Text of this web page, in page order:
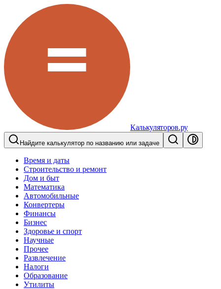
Калькуляторов.ру
Найдите калькулятор по названию или задаче
Время и даты
Строительство и ремонт
Дом и быт
Математика
Автомобильные
Конвертеры
Финансы
Бизнес
Здоровье и спорт
Научные
Прочее
Развлечение
Налоги
Образование
Утилиты